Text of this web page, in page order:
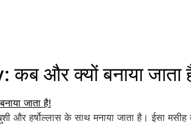
और क्यों बनाया जाता
और हर्षोल्लास के साथ मनाया जाता है। ईसा